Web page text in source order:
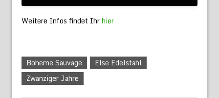
Weitere Infos findet Ihrhier
Boheme Sauvage
Else Edelstahl
Zwanziger Jahre